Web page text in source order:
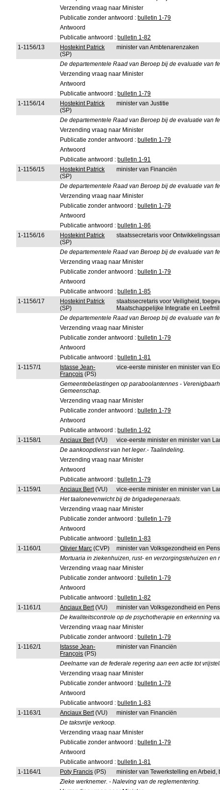
Verzending vraag naar Minister
Publicatie zonder antwoord : bulletin 1-79
Antwoord
Publicatie antwoord : bulletin 1-82
1-1156/13
Hostekint Patrick
(SP)
minister van Ambtenarenzaken
De departementele Raad van Beroep bij de evaluatie van
Verzending vraag naar Minister
Antwoord
Publicatie antwoord : bulletin 1-79
1-1156/14
Hostekint Patrick
(SP)
minister van Justitie
De departementele Raad van Beroep bij de evaluatie van
Verzending vraag naar Minister
Publicatie zonder antwoord : bulletin 1-79
Antwoord
Publicatie antwoord : bulletin 1-91
1-1156/15
Hostekint Patrick
(SP)
minister van Financiën
De departementele Raad van Beroep bij de evaluatie van
Verzending vraag naar Minister
Publicatie zonder antwoord : bulletin 1-79
Antwoord
Publicatie antwoord : bulletin 1-86
1-1156/16
Hostekint Patrick
(SP)
staatssecretaris voor
De departementele Raad van Beroep bij de evaluatie van
Verzending vraag naar Minister
Publicatie zonder antwoord : bulletin 1-79
Antwoord
Publicatie antwoord : bulletin 1-85
1-1156/17
Hostekint Patrick
(SP)
staatssecretaris voor Veiligheid,
Maatschappelijke Integratie en
De departementele Raad van Beroep bij de evaluatie van
Verzending vraag naar Minister
Publicatie zonder antwoord : bulletin 1-79
Antwoord
Publicatie antwoord : bulletin 1-81
1-1157/1
Istasse Jean-
François (PS)
vice-eerste minister en minister van
Gemeentebelastingen op paraboolantennes -
Gemeenschap.
Verzending vraag naar Minister
Publicatie zonder antwoord : bulletin 1-79
Antwoord
Publicatie antwoord : bulletin 1-92
1-1158/1
Anciaux Bert(VU)
vice-eerste minister en minister van
De aankoopdienst van het leger.- Taalindeling.
Verzending vraag naar Minister
Antwoord
Publicatie antwoord : bulletin 1-79
1-1159/1
Anciaux Bert(VU)
vice-eerste minister en minister van
Het taalonevenwicht bij de brigadegeneraals.
Verzending vraag naar Minister
Publicatie zonder antwoord : bulletin 1-79
Antwoord
Publicatie antwoord : bulletin 1-83
1-1160/1
Olivier Marc (CVP)
minister van Volksgezondheid en
Mortuaria in ziekenhuizen, rust- en verzorgingstehuizen en
Verzending vraag naar Minister
Publicatie zonder antwoord : bulletin 1-79
Antwoord
Publicatie antwoord : bulletin 1-82
1-1161/1
Anciaux Bert(VU)
minister van Volksgezondheid en
De kwaliteitscontrole op de psychotherapie en erkenning
Verzending vraag naar Minister
Publicatie zonder antwoord : bulletin 1-79
1-1162/1
Istasse Jean-
François (PS)
minister van Financiën
Deelname van de federale regering aan een actie tot
Verzending vraag naar Minister
Publicatie zonder antwoord : bulletin 1-79
Antwoord
Publicatie antwoord : bulletin 1-83
1-1163/1
Anciaux Bert(VU)
minister van Financiën
De taksvrije verkoop.
Verzending vraag naar Minister
Publicatie zonder antwoord : bulletin 1-79
Antwoord
Publicatie antwoord : bulletin 1-81
1-1164/1
Poty Francis (PS)
minister van Tewerkstelling en
Zieke werknemer. - Naleving van de reglementering.